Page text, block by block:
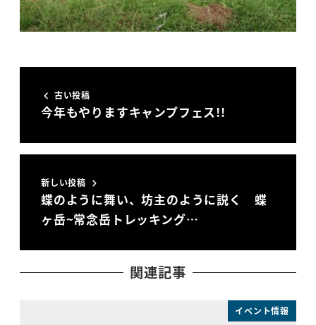
古い投稿
今年もやりますキャンプフェス!!
新しい投稿
蝶のように舞い、坊主のように説く 蝶
ヶ岳~常念岳トレッキング…
関連記事
イベント情報